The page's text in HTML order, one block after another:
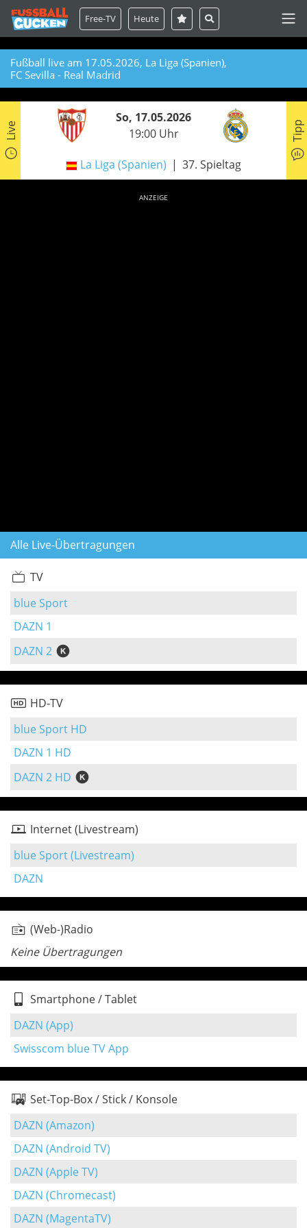
Free-TV Heute
Fußball live am 17.05.2026, La Liga (Spanien),
FC Sevilla - Real Madrid
Live
So, 17.05.2026
19:00 Uhr
La Liga (Spanien) 37. Spieltag
Tipp
ANZEIGE
Alle Live-Übertragungen
TV
blue Sport
DAZN 1
DAZN 2
HD-TV
blue Sport HD
DAZN 1 HD
DAZN 2 HD
Internet (Livestream)
blue Sport (Livestream)
DAZN
(Web-)Radio
Keine Übertragungen
Smartphone / Tablet
DAZN (App)
Swisscom blue TV App
Set-Top-Box / Stick / Konsole
DAZN (Amazon)
DAZN (Android TV)
DAZN (Apple TV)
DAZN (Chromecast)
DAZN (MagentaTV)